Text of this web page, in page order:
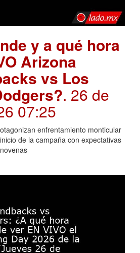
y a qué hora
Arizona
vs Los
. 26 de
07:25
enfrentamiento monticular
de la campaña con expectativas